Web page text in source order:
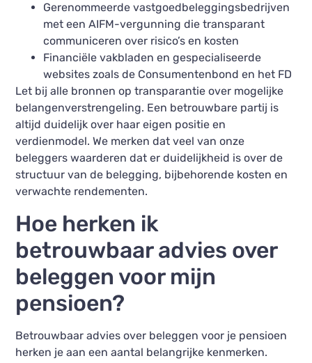
Gerenommeerde vastgoedbeleggingsbedrijven
met een AIFM-vergunning die transparant
communiceren over risico’s en kosten
Financiële vakbladen en gespecialiseerde
websites zoals de Consumentenbond en het FD
Let bij alle bronnen op transparantie over mogelijke
belangenverstrengeling. Een betrouwbare partij is
altijd duidelijk over haar eigen positie en
verdienmodel. We merken dat veel van onze
beleggers waarderen dat er duidelijkheid is over de
structuur van de belegging, bijbehorende kosten en
verwachte rendementen.
Hoe herken ik
betrouwbaar advies over
beleggen voor mijn
pensioen?
Betrouwbaar advies over beleggen voor je pensioen
herken je aan een aantal belangrijke kenmerken.